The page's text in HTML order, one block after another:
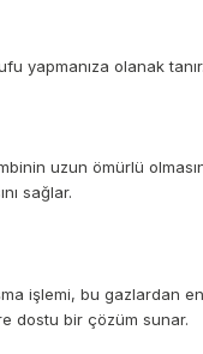
yapmanıza olanak tanır.
uzun ömürlü
sağlar.
işlemi, bu gazlardan
dostu bir çözüm sunar.